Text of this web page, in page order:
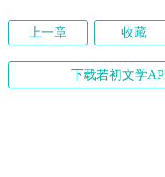
上一章 收藏
下载若初文学